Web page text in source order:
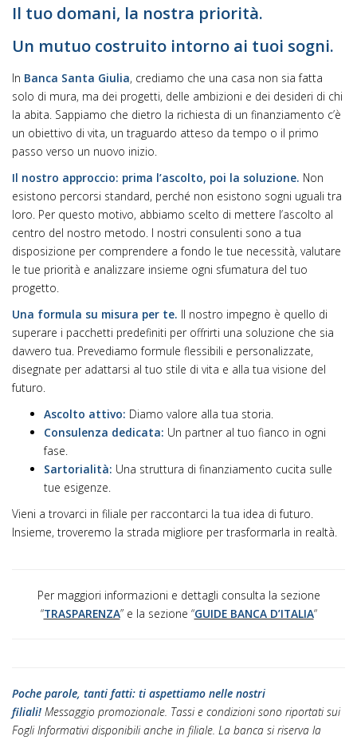
Il tuo domani, la nostra priorità.
Un mutuo costruito intorno ai tuoi sogni.
In Banca Santa Giulia, crediamo che una casa non sia fatta
solo di mura, ma dei progetti, delle ambizioni e dei desideri di chi
la abita. Sappiamo che dietro la richiesta di un finanziamento c’è
un obiettivo di vita, un traguardo atteso da tempo o il primo
passo verso un nuovo inizio.
Il nostro approccio: prima l’ascolto, poi la soluzione. Non
esistono percorsi standard, perché non esistono sogni uguali tra
loro. Per questo motivo, abbiamo scelto di mettere l’ascolto al
centro del nostro metodo. I nostri consulenti sono a tua
disposizione per comprendere a fondo le tue necessità, valutare
le tue priorità e analizzare insieme ogni sfumatura del tuo
progetto.
Una formula su misura per te. Il nostro impegno è quello di
superare i pacchetti predefiniti per offrirti una soluzione che sia
davvero tua. Prevediamo formule flessibili e personalizzate,
disegnate per adattarsi al tuo stile di vita e alla tua visione del
futuro.
Ascolto attivo: Diamo valore alla tua storia.
Consulenza dedicata: Un partner al tuo fianco in ogni
fase.
Sartorialità: Una struttura di finanziamento cucita sulle
tue esigenze.
Vieni a trovarci in filiale per raccontarci la tua idea di futuro.
Insieme, troveremo la strada migliore per trasformarla in realtà.
Per maggiori informazioni e dettagli consulta la sezione
“TRASPARENZA” e la sezione “GUIDE BANCA D’ITALIA“
Poche parole, tanti fatti: ti aspettiamo nelle nostri
filiali! Messaggio promozionale. Tassi e condizioni sono riportati sui
Fogli Informativi disponibili anche in filiale. La banca si riserva la